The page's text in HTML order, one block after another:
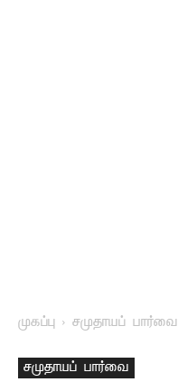
முகப்பு சமுதாயப் பார்வை
சமுதாயப் பார்வை